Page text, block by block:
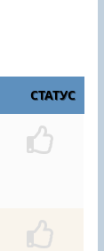
СТАТУС